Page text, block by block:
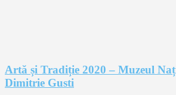
Artă și Tradiție 2020 – Muzeul
Dimitrie Gusti